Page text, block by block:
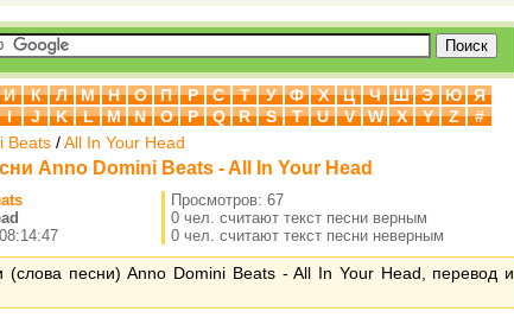
И К Л М Н О П Р С Т У Ф Х Ц Ч Ш Э Ю
Я
I J K L M N O P Q R S T U V W X Y Z
#
Beats /All In Your Head
Anno Domini Beats - All In Your Head
Просмотров: 67
0 чел. считают текст песни верным
0 чел. считают текст песни неверным
(слова песни) Anno Domini Beats - All In Your Head, перевод и